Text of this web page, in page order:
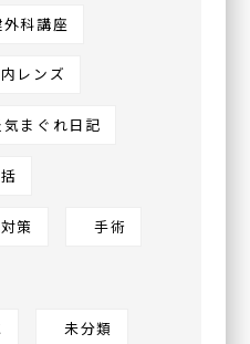
科講座
レンズ
まぐれ日記
策 手術
未分類